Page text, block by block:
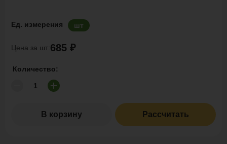
Ед. измерения шт
Цена за шт:685 ₽
Количество:
В корзину Рассчитать